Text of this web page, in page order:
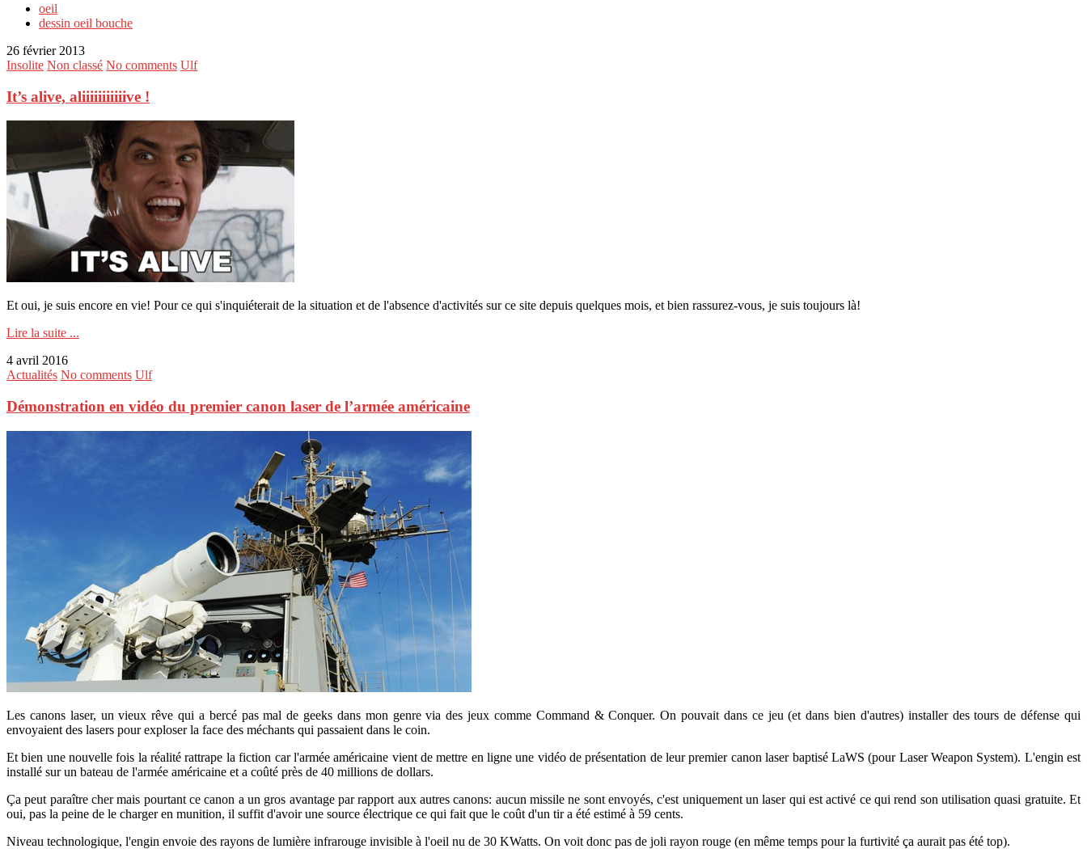
oeil
dessin oeil bouche
26 février 2013
Insolite Non classé No comments Ulf
It’s alive, aliiiiiiiiiiive !
Et oui, je suis encore en vie! Pour ce qui s'inquiéterait de la situation et de l'absence d'activités sur ce site depuis quelques mois, et bien rassurez-vous, je suis toujours là!
Lire la suite ...
4 avril 2016
Actualités No comments Ulf
Démonstration en vidéo du premier canon laser de l’armée américaine
Les canons laser, un vieux rêve qui a bercé pas mal de geeks dans mon genre via des jeux comme Command & Conquer. On pouvait dans ce jeu (et dans bien d'autres) installer des tours de défense qui
envoyaient des lasers pour exploser la face des méchants qui passaient dans le coin.
Et bien une nouvelle fois la réalité rattrape la fiction car l'armée américaine vient de mettre en ligne une vidéo de présentation de leur premier canon laser baptisé LaWS (pour Laser Weapon System). L'engin est
installé sur un bateau de l'armée américaine et a coûté près de 40 millions de dollars.
Ça peut paraître cher mais pourtant ce canon a un gros avantage par rapport aux autres canons: aucun missile ne sont envoyés, c'est uniquement un laser qui est activé ce qui rend son utilisation quasi gratuite. Et
oui, pas la peine de le charger en munition, il suffit d'avoir une source électrique ce qui fait que le coût d'un tir a été estimé à 59 cents.
Niveau technologique, l'engin envoie des rayons de lumière infrarouge invisible à l'oeil nu de 30 KWatts. On voit donc pas de joli rayon rouge (en même temps pour la furtivité ça aurait pas été top).